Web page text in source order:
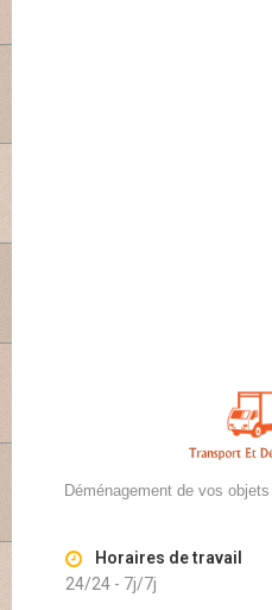
Déménagement de vos
Horaires de travail
24/24 - 7j/7j